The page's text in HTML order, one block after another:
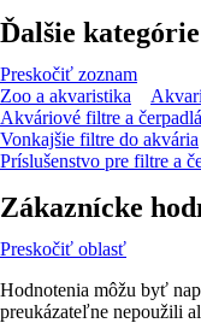
Ďalšie kategórie
Preskočiť zoznam
Zoo a akvaristika
Akváriové filtre a čerpadlá
Vonkajšie filtre do akvária
Príslušenstvo pre filtre a
Zákaznícke
Preskočiť oblasť
Hodnotenia môžu byť
preukázateľne nepoužili